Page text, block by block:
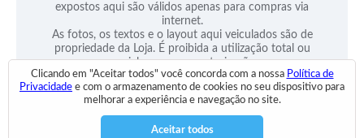
expostos aqui são válidos apenas para compras via
internet.
As fotos, os textos e o layout aqui veiculados são de
propriedade da Loja. É proibida a utilização total ou
parcial sem nossa autorização.
2025 © Todos Direitos Reservados
Desenvolvido por:
Clicando em "Aceitar todos" você concorda com a nossa Política de
Privacidade e com o armazenamento de cookies no seu dispositivo para
melhorar a experiência e navegação no site.
Aceitar todos